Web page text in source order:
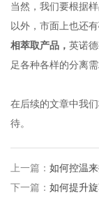
当然，我们要根据
以外，市面上也还有
相萃取产品， 英诺
足各种各样的分离需
在后续的文章中我
待。
上一篇： 如何控温
下一篇： 如何提升